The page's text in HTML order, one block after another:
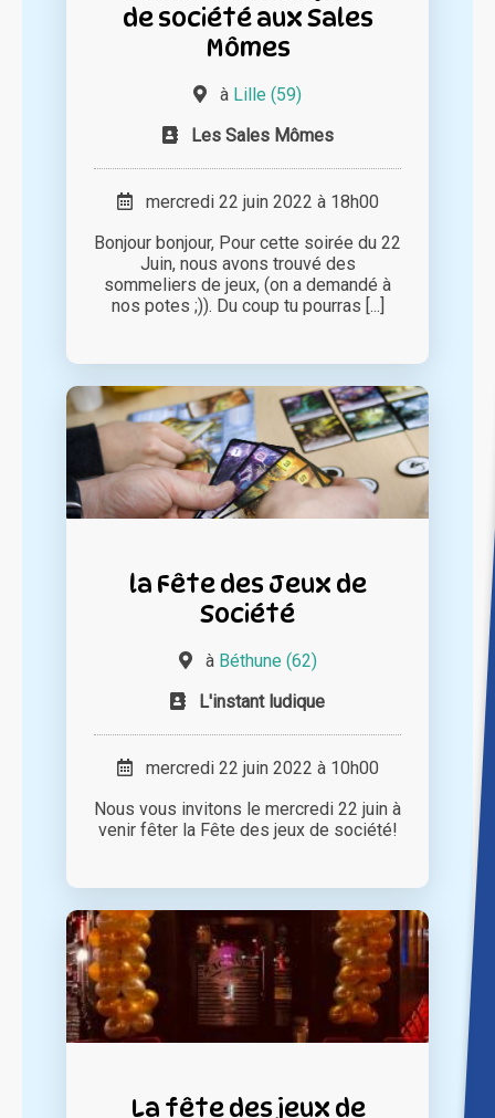
de société aux Sales
Mômes
à Lille (59)
Les Sales Mômes
mercredi 22 juin 2022 à 18h00
Bonjour bonjour, Pour cette soirée du 22
Juin, nous avons trouvé des
sommeliers de jeux, (on a demandé à
nos potes ;)). Du coup tu pourras [...]
la Fête des Jeux de
Société
à Béthune (62)
L'instant ludique
mercredi 22 juin 2022 à 10h00
Nous vous invitons le mercredi 22 juin à
venir fêter la Fête des jeux de société!
La fête des jeux de